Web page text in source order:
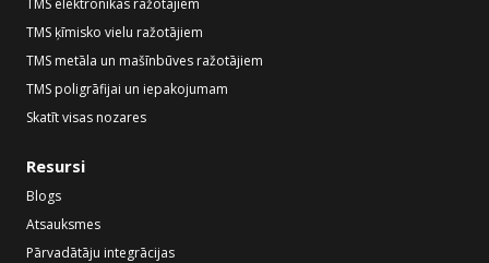
TMS elektronikas ražotājiem
TMS ķīmisko vielu ražotājiem
TMS metāla un mašīnbūves ražotājiem
TMS poligrāfijai un iepakojumam
Skatīt visas nozares
Resursi
Blogs
Atsauksmes
Pārvadātāju integrācijas